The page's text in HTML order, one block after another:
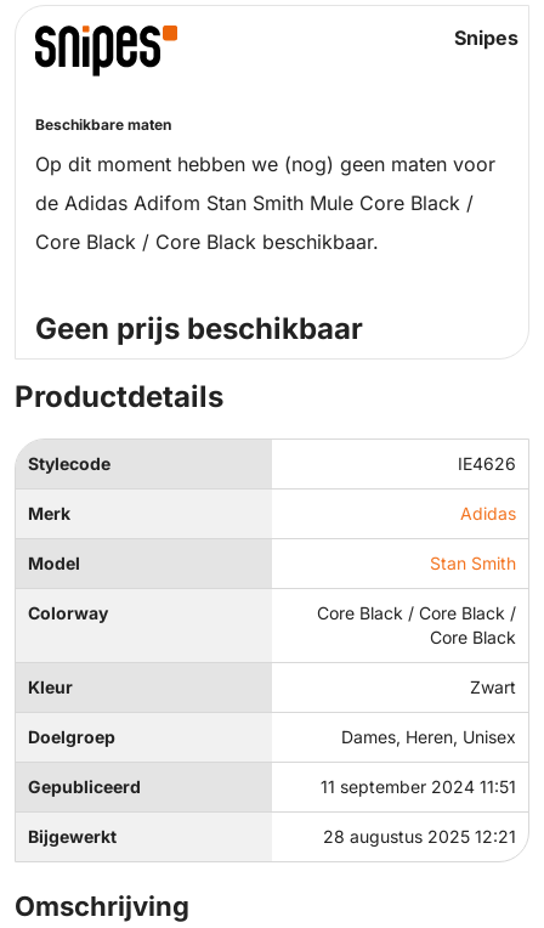
Snipes
Beschikbare maten
Op dit moment hebben we (nog) geen maten voor
de Adidas Adifom Stan Smith Mule Core Black /
Core Black / Core Black beschikbaar.
Geen prijs beschikbaar
Productdetails
Stylecode IE4626
Merk Adidas
Model Stan Smith
Colorway
Core Black / Core Black /
Core Black
Kleur Zwart
Doelgroep Dames, Heren, Unisex
Gepubliceerd 11 september 2024 11:51
Bijgewerkt 28 augustus 2025 12:21
Omschrijving